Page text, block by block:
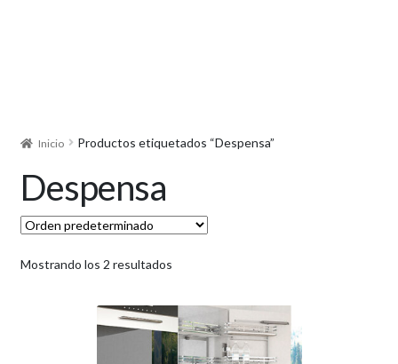
Inicio Productos etiquetados “Despensa”
Despensa
Mostrando los 2 resultados